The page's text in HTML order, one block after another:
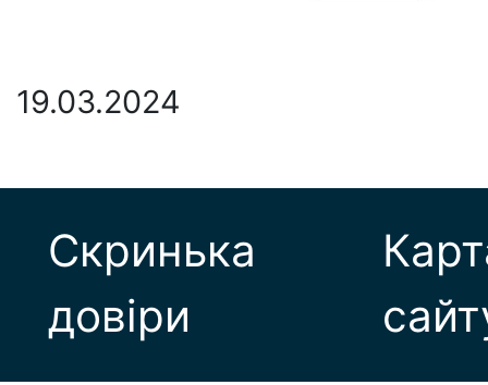
19.03.2024
Скринька
довіри